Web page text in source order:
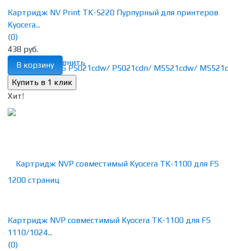
избранное сравнить
Картридж NV Print TK-5220 Пурпурный для принтеров
Kyocera...
(0)
438 руб.
В корзину
Хит!
Картридж NVP совместимый Kyocera TK-1100 для FS
1110/1024...
(0)